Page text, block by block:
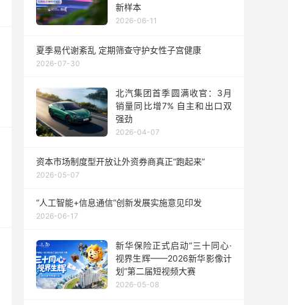
新样本
2026-06-11
夏季易代谢紊乱 定期筛查守护女性子宫健康
2026-07-30
北汽集团首季圆满收官：3月
销量同比增7% 自主和出口双
强劲
2026-04-07
资本市场制度型开放让外资券商真正“跑起来”
2026-05-07
“人工智能+信息通信”创新发展实施意见印发
2026-06-17
新华保险正式启动“三十同心·
视界生辉——2026新华影像计
划”第二届短视频大赛
2026-05-08